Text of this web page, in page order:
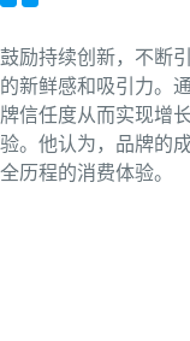
鼓励持续创新，不断
的新鲜感和吸引力。
牌信任度从而实现增
验。他认为，品牌的
全历程的消费体验。